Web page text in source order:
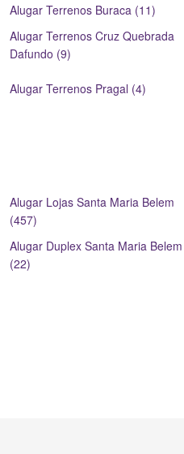
Alugar Terrenos Buraca (11)
Alugar Terrenos Cruz Quebrada
Dafundo (9)
Alugar Terrenos Pragal (4)
Alugar Lojas Santa Maria Belem
(457)
Alugar Duplex Santa Maria Belem
(22)